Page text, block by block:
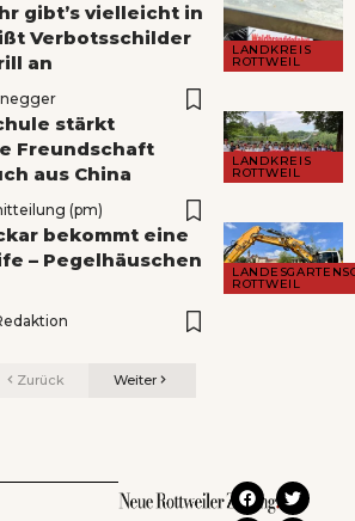
LANDKREIS
ROTTWEIL
gibt’s vielleicht in
Verbotsschilder
an
LANDKREIS
ROTTWEIL
stärkt
Freundschaft
aus China
(pm)
ROTTWEIL
bekommt eine
– Pegelhäuschen
Zurück Weiter